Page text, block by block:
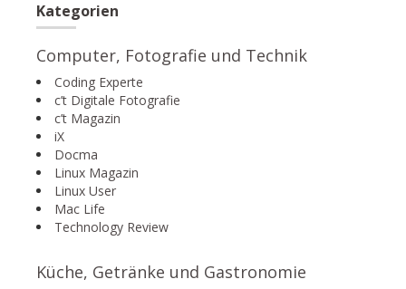
Kategorien
Computer, Fotografie und Technik
Coding Experte
c’t Digitale Fotografie
c’t Magazin
iX
Docma
Linux Magazin
Linux User
Mac Life
Technology Review
Küche, Getränke und Gastronomie